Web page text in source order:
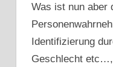
Was ist nun aber
Identifizierung
Geschlecht